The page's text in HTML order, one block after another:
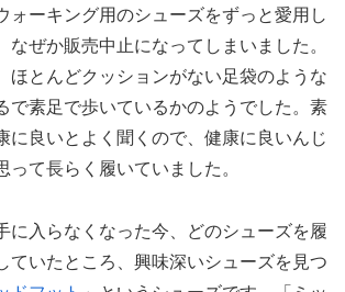
ォーキング用のシューズをずっと愛用し
なぜか販売中止になってしまいました。
ほとんどクッションがない足袋のような
で素足で歩いているかのようでした。素
に良いとよく聞くので、健康に良いんじ
って長らく履いていました。
に入らなくなった今、どのシューズを履
ていたところ、興味深いシューズを見つ